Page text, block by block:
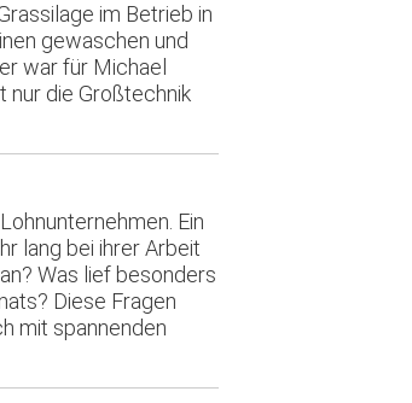
im Betrieb in
gewaschen und
war für Michael
nur die Großtechnik
Ein
lang bei ihrer Arbeit
Was lief besonders
Diese Fragen
mit spannenden